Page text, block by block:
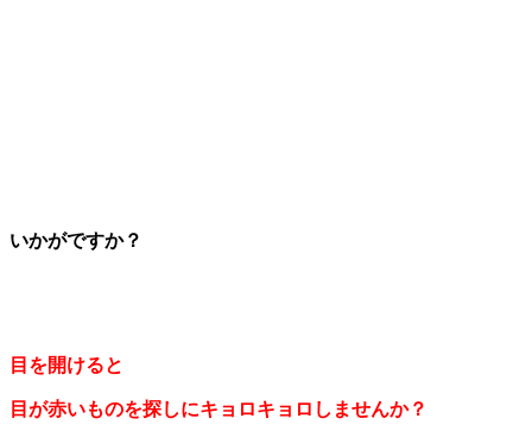
いかがですか？
目を開けると
目が赤いものを探しにキョロキョロしませんか？